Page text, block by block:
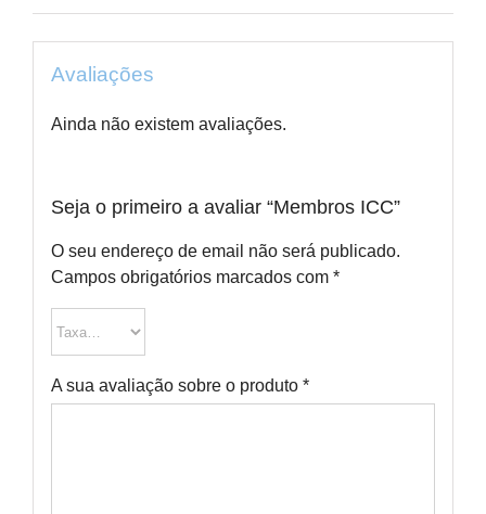
Avaliações
Ainda não existem avaliações.
Seja o primeiro a avaliar “Membros ICC”
O seu endereço de email não será publicado.
Campos obrigatórios marcados com *
A sua avaliação sobre o produto *